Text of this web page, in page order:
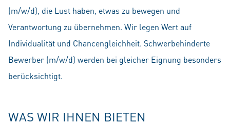
(m/w/d), die Lust haben, etwas zu bewegen und
Verantwortung zu übernehmen. Wir legen Wert auf
Individualität und Chancengleichheit. Schwerbehinderte
Bewerber (m/w/d) werden bei gleicher Eignung besonders
berücksichtigt.
WAS WIR IHNEN BIETEN